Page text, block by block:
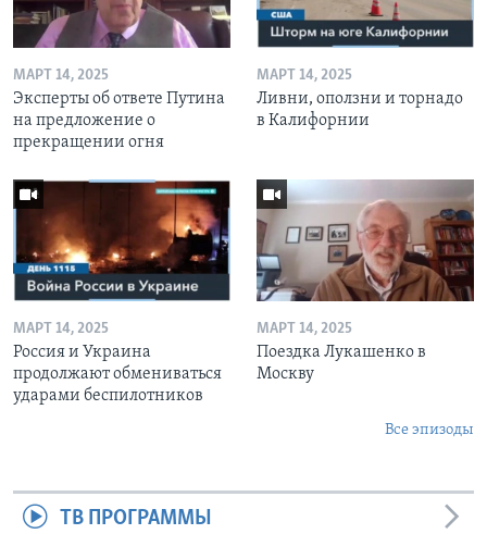
МАРТ 14, 2025
Эксперты об ответе Путина
на предложение о
прекращении огня
МАРТ 14, 2025
Ливни, оползни и торнадо
в Калифорнии
МАРТ 14, 2025
Россия и Украина
продолжают обмениваться
ударами беспилотников
МАРТ 14, 2025
Поездка Лукашенко в
Москву
Все эпизоды
ТВ ПРОГРАММЫ